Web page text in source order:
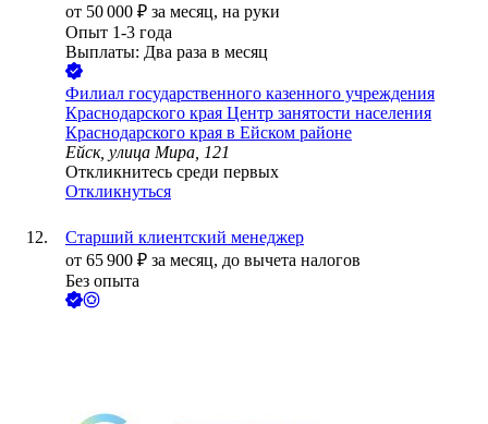
от 50 000 ₽ за месяц, на руки
Опыт 1-3 года
Выплаты: Два раза в месяц
Филиал государственного казенного учреждения
Краснодарского края Центр занятости населения
Краснодарского края в Ейском районе
Ейск, улица Мира, 121
Откликнитесь среди первых
Откликнуться
Старший клиентский менеджер
от 65 900 ₽ за месяц, до вычета налогов
Без опыта